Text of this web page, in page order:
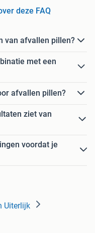
deze FAQ
van afvallen pillen?
met een
afvallen pillen?
ziet van
voordat je
Uiterlijk